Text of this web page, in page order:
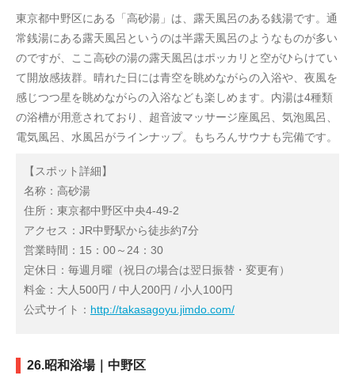
東京都中野区にある「高砂湯」は、露天風呂のある銭湯です。通
常銭湯にある露天風呂というのは半露天風呂のようなものが多い
のですが、ここ高砂の湯の露天風呂はポッカリと空がひらけてい
て開放感抜群。晴れた日には青空を眺めながらの入浴や、夜風を
感じつつ星を眺めながらの入浴なども楽しめます。内湯は4種類
の浴槽が用意されており、超音波マッサージ座風呂、気泡風呂、
電気風呂、水風呂がラインナップ。もちろんサウナも完備です。
【スポット詳細】
名称：高砂湯
住所：東京都中野区中央4-49-2
アクセス：JR中野駅から徒歩約7分
営業時間：15：00～24：30
定休日：毎週月曜（祝日の場合は翌日振替・変更有）
料金：大人500円 / 中人200円 / 小人100円
公式サイト： http://takasagoyu.jimdo.com/
26.昭和浴場｜中野区